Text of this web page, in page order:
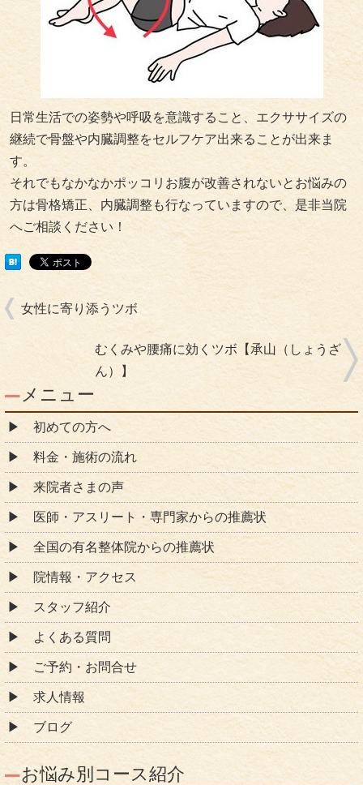
日常生活での姿勢や呼吸を意識すること、エクササイズの
継続で骨盤や内臓調整をセルフケア出来ることが出来ま
す。
それでもなかなかポッコリお腹が改善されないとお悩みの
方は骨格矯正、内臓調整も行なっていますので、是非当院
へご相談ください！
女性に寄り添うツボ
むくみや腰痛に効くツボ【承山（しょうざ
ん）】
メニュー
初めての方へ
料金・施術の流れ
来院者さまの声
医師・アスリート・専門家からの推薦状
全国の有名整体院からの推薦状
院情報・アクセス
スタッフ紹介
よくある質問
ご予約・お問合せ
求人情報
ブログ
お悩み別コース紹介